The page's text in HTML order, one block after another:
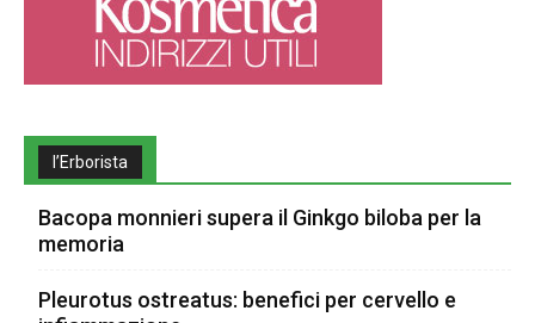
l’Erborista
Bacopa monnieri supera il Ginkgo biloba per la
memoria
Pleurotus ostreatus: benefici per cervello e